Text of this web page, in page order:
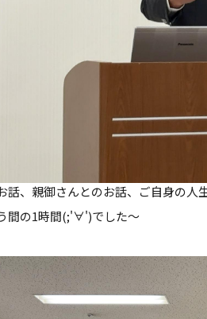
話、親御さんとのお話、ご自身の
間の1時間(;'∀')でした～